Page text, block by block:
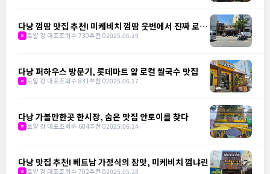
다낭 껌땀 맛집 추천! 미케비치 껌땀 웃번에서 진짜 로컬
을 만나다
m 로얄 강 대표조회수 730추천 02025.06.19
다낭 퍼하우스 방문기, 롯데마트 앞 로컬 쌀국수 맛집
m 로얄 강 대표조회수 831추천 02025.06.17
다낭 가볼만한곳 한시장, 숨은 맛집 안토이를 찾다
m 로얄 강 대표조회수 684추천 02025.06.14
다낭 맛집 추천! 베트남 가정식의 참맛, 미케비치 껌냐린
m 로얄 강 대표조회수 702추천 02025.05.28